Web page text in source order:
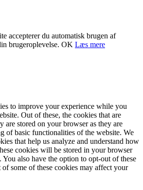
accepterer du automatisk brugen af
brugeroplevelse. OK Læs mere
to improve your experience while you
Out of these, the cookies that are
are stored on your browser as they are
of basic functionalities of the website. We
that help us analyze and understand how
cookies will be stored in your browser
also have the option to opt-out of these
some of these cookies may affect your